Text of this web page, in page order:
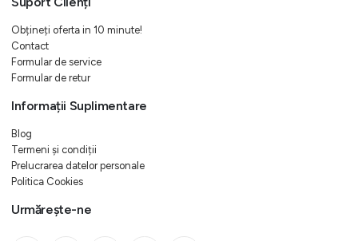
Obțineți oferta in 10 minute!
Contact
Formular de service
Formular de retur
Informații Suplimentare
Blog
Termeni și condiții
Prelucrarea datelor personale
Politica Cookies
Urmărește-ne